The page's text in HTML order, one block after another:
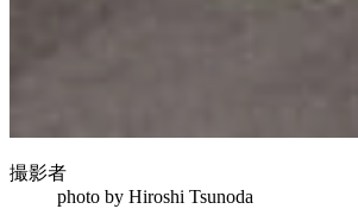
撮影者
photo by Hiroshi Tsunoda